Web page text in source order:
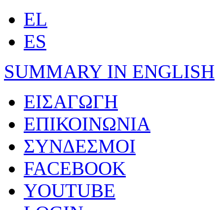
EL
ES
SUMMARY IN ENGLISH
ΕΙΣΑΓΩΓΗ
ΕΠΙΚΟΙΝΩΝΙΑ
ΣΥΝΔΕΣΜΟΙ
FACEBOOK
YOUTUBE